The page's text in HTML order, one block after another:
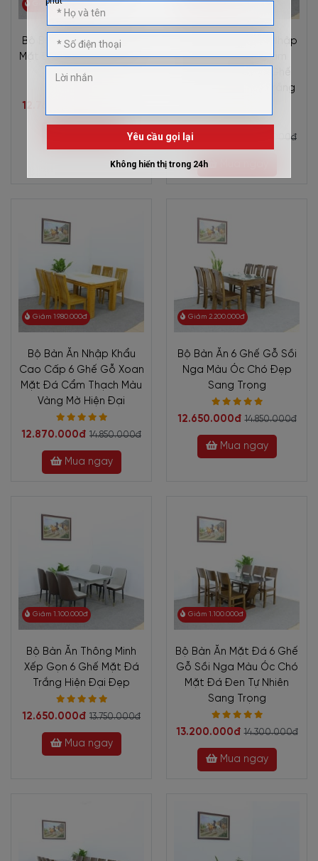
Giảm 2.090.000đ
Bộ Bàn Ăn 6 Ghế Gỗ Sồi
Mặt Đá Lọt Màu Tự Nhiên
Đẹp Hiện Đại
12.760.000đ
Giảm 1.980.000đ
Bộ Bàn Ăn Mặt Đá Nhập
Khẩu - Mặt Đá Cẩm
Màu Óc Chó Phối Trắng
12.870.000đ 14.850.000đ
Giảm 1.980.000đ
Bộ Bàn Ăn Nhập Khẩu
Cao Cấp 6 Ghế Gỗ Xoan
Mặt Đá Cẩm Thạch Màu
Vàng Mờ Hiện Đại
12.870.000đ 14.850.000đ
Mua ngay
Giảm 2.200.000đ
Bộ Bàn Ăn 6 Ghế Gỗ Sồi
Nga Màu Óc Chó Đẹp
Sang Trọng
12.650.000đ 14.850.000đ
Mua ngay
Giảm 1.100.000đ
Bộ Bàn Ăn Thông Minh
Xếp Gọn 6 Ghế Mặt Đá
Trắng Hiện Đại Đẹp
12.650.000đ 13.750.000đ
Mua ngay
Giảm 1.100.000đ
Bộ Bàn Ăn Mặt Đá 6 Ghế
Gỗ Sồi Nga Màu Óc Chó
Mặt Đá Đen Tự Nhiên
Sang Trọng
13.200.000đ 14.300.000đ
Mua ngay